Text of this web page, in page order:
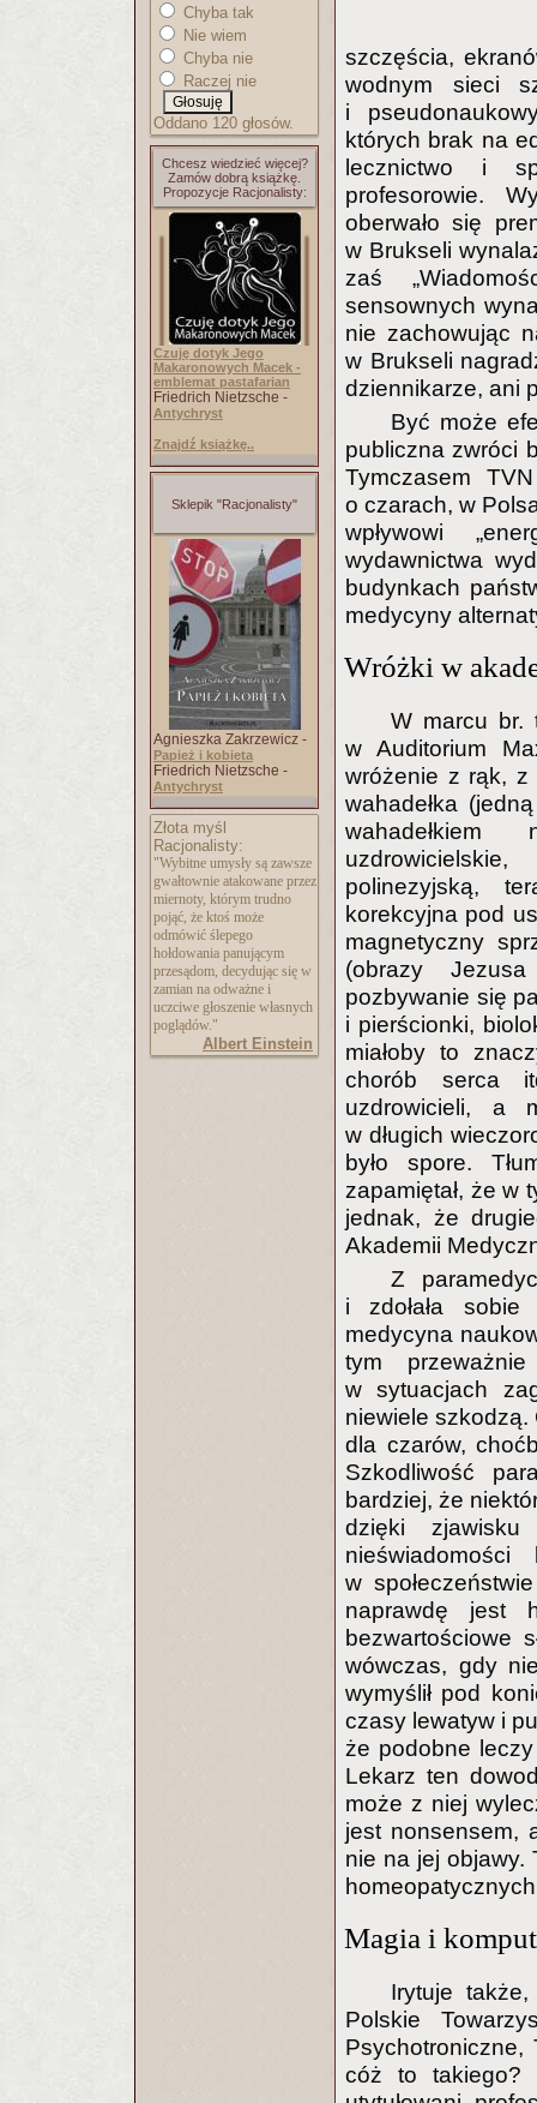
Chyba tak
Nie wiem
Chyba nie
Raczej nie
Oddano 120 głosów.
Chcesz wiedzieć więcej?
Zamów dobrą książkę.
Propozycje Racjonalisty:
Czuję dotyk Jego
Makaronowych Macek -
emblemat pastafarian
Friedrich Nietzsche -
Antychryst
Znajdź książkę..
Sklepik "Racjonalisty"
Agnieszka Zakrzewicz -
Papież i kobieta
Friedrich Nietzsche -
Antychryst
Złota myśl
Racjonalisty:
"Wybitne umysły są zawsze
gwałtownie atakowane przez
miernoty, którym trudno
pojąć, że ktoś może
odmówić ślepego
hołdowania panującym
przesądom, decydując się w
zamian na odważne i
uczciwe głoszenie własnych
poglądów."
Albert Einstein
szczęścia,
wodnym sieci
i
których brak na
lecznictwo i
profesorowie.
oberwało się
w Brukseli
zaś
sensownych
nie zachowując
w Brukseli
dziennikarze, ani
Być może
publiczna zwróci
Tymczasem
o czarach, w
wpływowi
wydawnictwa
budynkach
medycyny
Wróżki w
W marcu br.
w Auditorium
wróżenie z rąk, z
wahadełka
polinezyjską,
korekcyjna pod
magnetyczny
(obrazy
pozbywanie się
i pierścionki,
miałoby to
chorób serca
uzdrowicieli, a
w długich
było spore.
zapamiętał, że w
jednak, że
Akademii
Z
i zdołała
medycyna
tym
w sytuacjach
niewiele
dla czarów,
Szkodliwość
bardziej, że
dzięki
w
naprawdę jest
bezwartościowe
wówczas, gdy
wymyślił pod
czasy lewatyw i
że podobne
Lekarz ten
może z niej
jest nonsensem,
nie na jej objawy.
Magia i
Irytuje
Polskie
cóż to takiego?